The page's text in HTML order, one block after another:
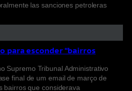
las sanciones petroleras
para esconder “bairros
Supremo Tribunal Administrativo
final de um email de março de
bairros que considerava